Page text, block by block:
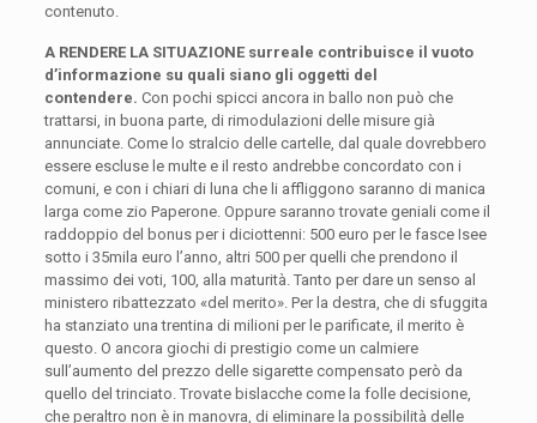
contenuto.
A RENDERE LA SITUAZIONE surreale contribuisce il vuoto
d’informazione su quali siano gli oggetti del
contendere. Con pochi spicci ancora in ballo non può che
trattarsi, in buona parte, di rimodulazioni delle misure già
annunciate. Come lo stralcio delle cartelle, dal quale dovrebbero
essere escluse le multe e il resto andrebbe concordato con i
comuni, e con i chiari di luna che li affliggono saranno di manica
larga come zio Paperone. Oppure saranno trovate geniali come il
raddoppio del bonus per i diciottenni: 500 euro per le fasce Isee
sotto i 35mila euro l’anno, altri 500 per quelli che prendono il
massimo dei voti, 100, alla maturità. Tanto per dare un senso al
ministero ribattezzato «del merito». Per la destra, che di sfuggita
ha stanziato una trentina di milioni per le parificate, il merito è
questo. O ancora giochi di prestigio come un calmiere
sull’aumento del prezzo delle sigarette compensato però da
quello del trinciato. Trovate bislacche come la folle decisione,
che peraltro non è in manovra, di eliminare la possibilità delle